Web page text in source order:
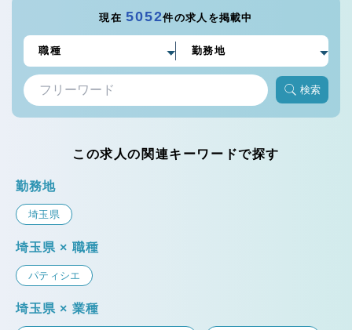
現在5052件の求人を掲載中
検索
この求人の関連キーワードで探す
勤務地
埼玉県
埼玉県 × 職種
パティシエ
埼玉県 × 業種